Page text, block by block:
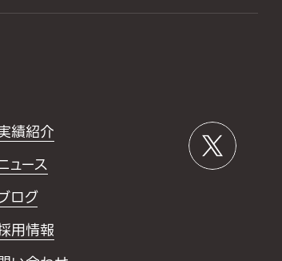
績紹介
ュース
ログ
用情報